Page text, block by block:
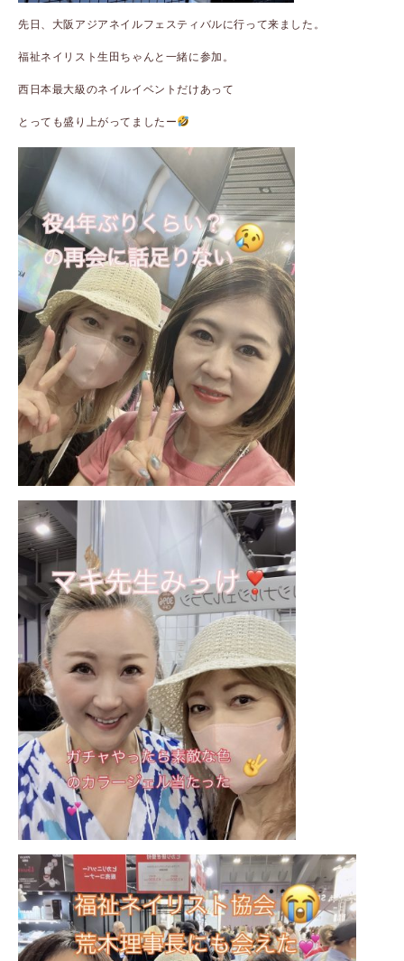
先日、大阪アジアネイルフェスティバルに行って来ました。
福祉ネイリスト生田ちゃんと一緒に参加。
西日本最大級のネイルイベントだけあって
とっても盛り上がってましたー